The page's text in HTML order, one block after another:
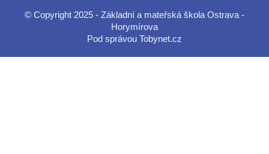
© Copyright 2025 - Základní a mateřská škola Ostrava -
Horymírova
Pod správou Tobynet.cz